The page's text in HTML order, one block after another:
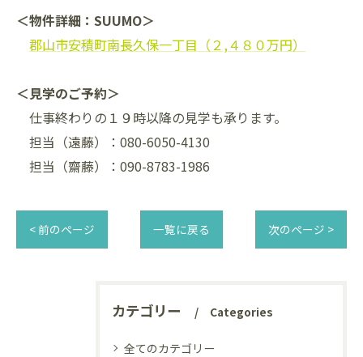
＜物件詳細：SUUMO＞
郡山市安積町南長久保一丁目（２,４８０万円）
＜見学のご予約＞
仕事終わりの１９時以降の見学も承ります。
担当（遠藤）：080-6050-4130
担当（齋藤）：090-8783-1986
< 前のページ 一覧に戻る 次のページ >
カテゴリー Categories
全てのカテゴリー